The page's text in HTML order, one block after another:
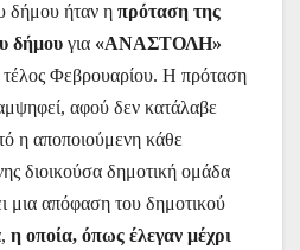
δήμου ήταν η πρόταση της
δήμου για «ΑΝΑΣΤΟΛΗ»
τέλος Φεβρουαρίου. Η πρόταση
αφού δεν κατάλαβε
η αποποιούμενη κάθε
διοικούσα δημοτική ομάδα
μια απόφαση του δημοτικού
η οποία, όπως έλεγαν μέχρι